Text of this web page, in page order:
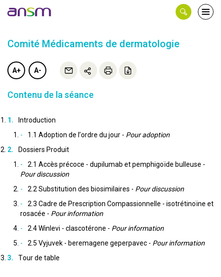
Comité Médicaments de dermatologie
A+ A-
Contenu de la séance
Introduction
1.1 Adoption de l’ordre du jour - Pour adoption
Dossiers Produit
2.1 Accès précoce - dupilumab et pemphigoïde bulleuse -
Pour discussion
2.2 Substitution des biosimilaires - Pour discussion
2.3 Cadre de Prescription Compassionnelle - isotrétinoïne et
rosacée - Pour information
2.4 Winlevi - clascotérone - Pour information
2.5 Vyjuvek - beremagene geperpavec - Pour information
Tour de table